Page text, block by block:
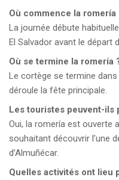
Où commence la romería
La journée débute
El Salvador avant le départ
Où se termine la romería
Le cortège se termine
déroule la fête principale.
Les touristes peuvent-ils
Oui, la romería est ouverte
souhaitant découvrir l’une
d’Almuñécar.
Quelles activités ont lieu